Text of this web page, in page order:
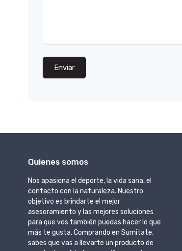
Enviar
Quienes somos
Nos apasiona el deporte, la vida sana, el
contacto con la naturaleza. Nuestro
objetivo es brindarte el mejor
asesoramiento y las mejores soluciones
para que vos también puedas hacer lo que
más te gusta. Comprando en Sumitate,
sabes que vas a llevarte un producto de